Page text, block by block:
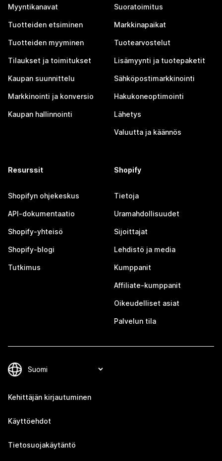
Myyntikanavat
Tuotteiden etsiminen
Tuotteiden myyminen
Tilaukset ja toimitukset
Kaupan suunnittelu
Markkinointi ja konversio
Kaupan hallinnointi
Suoratoimitus
Markkinapaikat
Tuotearvostelut
Lisämyynti ja tuotepaketit
Sähköpostimarkkinointi
Hakukoneoptimointi
Lähetys
Valuutta ja käännös
Resurssit
Shopifyn ohjekeskus
API-dokumentaatio
Shopify-yhteisö
Shopify-blogi
Tutkimus
Shopify
Tietoja
Uramahdollisuudet
Sijoittajat
Lehdistö ja media
Kumppanit
Affiliate-kumppanit
Oikeudelliset asiat
Palvelun tila
Kehittäjän kirjautuminen
Käyttöehdot
Tietosuojakäytäntö